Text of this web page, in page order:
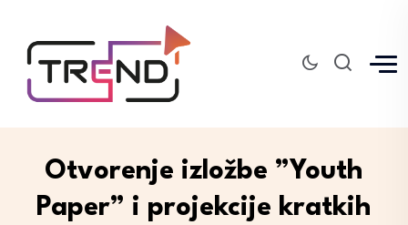
Otvorenje izložbe ”Youth
Paper” i projekcije kratkih